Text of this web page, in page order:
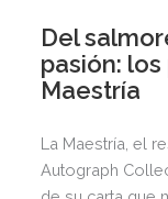
Del
pasión:
Maestría
La Maestría, el
Autograph